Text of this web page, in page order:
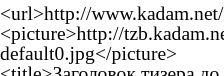
<url>http://
<picture>http://
default0.jpg</picture>